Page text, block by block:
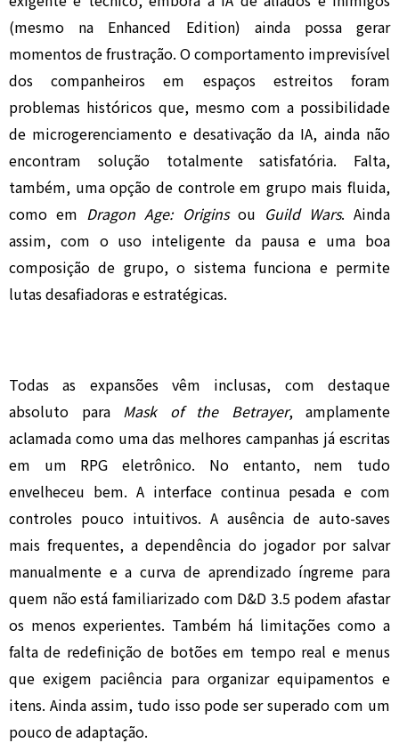
(mesmo na Enhanced Edition) ainda possa gerar
momentos de frustração. O comportamento imprevisível
dos companheiros em espaços estreitos foram
problemas históricos que, mesmo com a possibilidade
de microgerenciamento e desativação da IA, ainda não
encontram solução totalmente satisfatória. Falta,
também, uma opção de controle em grupo mais fluida,
como em Dragon Age: Originsou Guild Wars. Ainda
assim, com o uso inteligente da pausa e uma boa
composição de grupo, o sistema funciona e permite
lutas desafiadoras e estratégicas.
Todas as expansões vêm inclusas, com destaque
absoluto para Mask of the Betrayer, amplamente
aclamada como uma das melhores campanhas já escritas
em um RPG eletrônico. No entanto, nem tudo
envelheceu bem. A interface continua pesada e com
controles pouco intuitivos. A ausência de auto-saves
mais frequentes, a dependência do jogador por salvar
manualmente e a curva de aprendizado íngreme para
quem não está familiarizado com D&D 3.5 podem afastar
os menos experientes. Também há limitações como a
falta de redefinição de botões em tempo real e menus
que exigem paciência para organizar equipamentos e
itens. Ainda assim, tudo isso pode ser superado com um
pouco de adaptação.